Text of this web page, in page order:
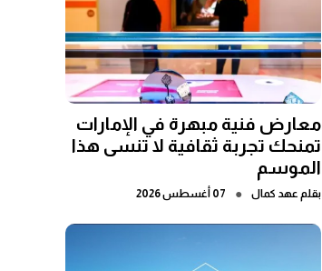
معارض فنية مبهرة في الإمارات
تمنحك تجربة ثقافية لا تنسى هذا
الموسم
بقلم عهد كمال ● 07 أغسطس 2026